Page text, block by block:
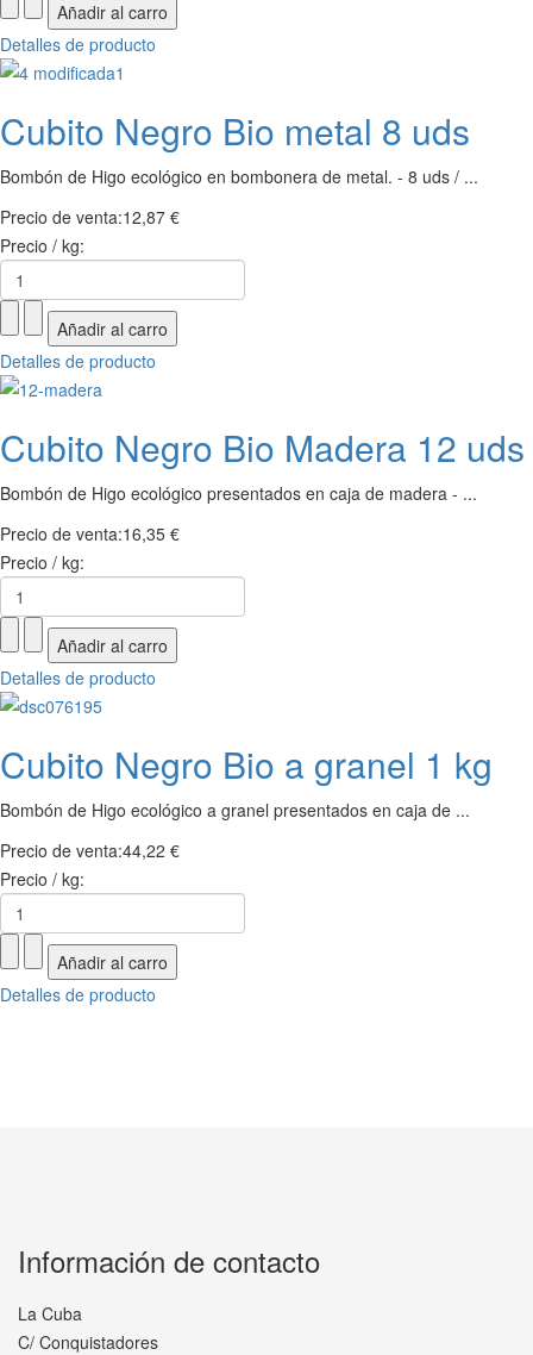
Detalles de producto
Cubito Negro Bio metal 8 uds
Bombón de Higo ecológico en bombonera de metal. - 8 uds / ...
Precio de venta:12,87 €
Precio / kg:
Detalles de producto
Cubito Negro Bio Madera 12 uds
Bombón de Higo ecológico presentados en caja de madera - ...
Precio de venta:16,35 €
Precio / kg:
Detalles de producto
Cubito Negro Bio a granel 1 kg
Bombón de Higo ecológico a granel presentados en caja de ...
Precio de venta:44,22 €
Precio / kg:
Detalles de producto
Información de contacto
La Cuba
C/ Conquistadores